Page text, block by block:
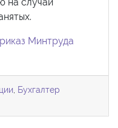
Минтруда
Бухгалтер